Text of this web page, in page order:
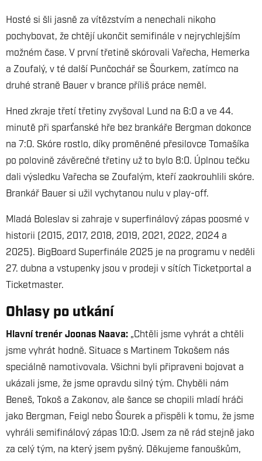
Hosté si šli jasně za vítězstvím a nenechali nikoho
pochybovat, že chtějí ukončit semifinále v nejrychlejším
možném čase. V první třetině skórovali Vařecha, Hemerka
a Zoufalý, v té další Punčochář se Šourkem, zatímco na
druhé straně Bauer v brance příliš práce neměl.
Hned zkraje třetí třetiny zvyšoval Lund na 6:0 a ve 44.
minutě při sparťanské hře bez brankáře Bergman dokonce
na 7:0. Skóre rostlo, díky proměněné přesilovce Tomašíka
po polovině závěrečné třetiny už to bylo 8:0. Úplnou tečku
dali výsledku Vařecha se Zoufalým, kteří zaokrouhlili skóre.
Brankář Bauer si užil vychytanou nulu v play-off.
Mladá Boleslav si zahraje v superfinálový zápas poosmé v
historii (2015, 2017, 2018, 2019, 2021, 2022, 2024 a
2025). BigBoard Superfinále 2025 je na programu v neděli
27. dubna a vstupenky jsou v prodeji v sítích Ticketportal a
Ticketmaster.
Ohlasy po utkání
Hlavní trenér Joonas Naava: „Chtěli jsme vyhrát a chtěli
jsme vyhrát hodně. Situace s Martinem Tokošem nás
speciálně namotivovala. Všichni byli připraveni bojovat a
ukázali jsme, že jsme opravdu silný tým. Chyběli nám
Beneš, Tokoš a Zakonov, ale šance se chopili mladí hráči
jako Bergman, Feigl nebo Šourek a přispěli k tomu, že jsme
vyhráli semifinálový zápas 10:0. Jsem za ně rád stejně jako
za celý tým, na který jsem pyšný. Děkujeme fanouškům,